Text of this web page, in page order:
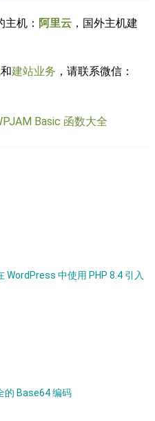
机： 阿里云 ，国外主机建
和建站业务 ，请联系微信：
Basic 函数大全
WordPress 中使用 PHP 8.4 引入
的 Base64 编码